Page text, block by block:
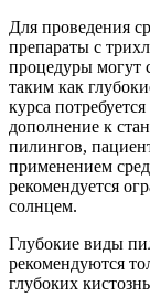
Для проведения
препараты с
процедуры могут
таким как
курса
дополнение к
пилингов,
применением
рекомендуется
солнцем.
Глубокие виды
рекомендуются
глубоких